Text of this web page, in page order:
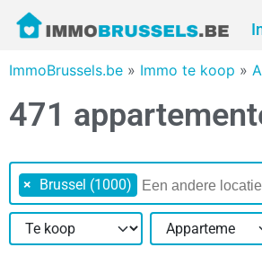
ImmoBrussels.be » Immo te koop »
471
× Brussel (1000)